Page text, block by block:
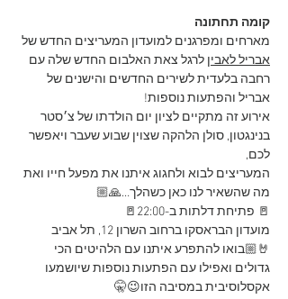
קומה תחתונה
מארחים ומפרגנים למועדון המעריצים החדש של
אבריל לאבין לרגל צאת האלבום החדש שלה עם
רחבה בלעדית לשירים החדשים והישנים של
אבריל והפתעות נוספות!
אירוע זה מתקיים לציון יום הולדתו של צ׳סטר
בנינגטון, סולן הלהקה שצוין שבוע שעבר ויאפשר
המעריצים לבוא ולחגוג איתנו את מפעל חייו ואת
מה שהשאיר לנו כאן כשהלך…🙏🏼
🚪 פתיחת דלתות ב-22:00🚪
מועדון הבראסקו ברחוב השרון 12, תל אביב
🤘🏼בואו להתפרע איתנו עם הלהיטים הכי
גדולים ואפילו עם הפתעות נוספות שיושמעו